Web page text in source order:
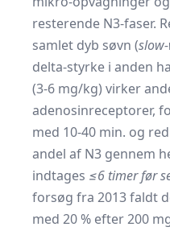
resterende N3-faser.
samlet dyb søvn (
delta-styrke i anden
(3-6 mg/kg) virker
adenosinreceptorer,
med 10-40 min. og
andel af N3 gennem
indtages ≤6 timer før
forsøg fra 2013 faldt
med 20 % efter 200